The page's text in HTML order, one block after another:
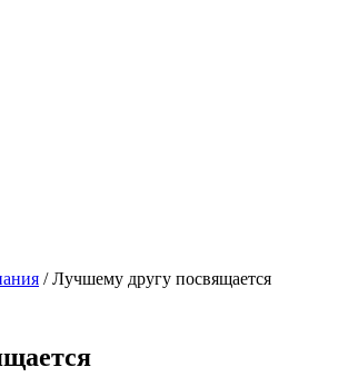
/Лучшему другу посвящается